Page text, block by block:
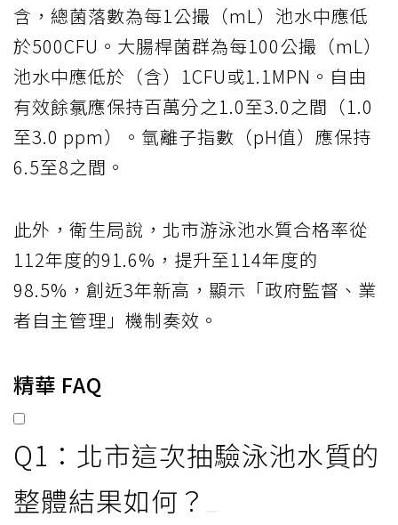
含，總菌落數為每1公撮（mL）池水中應低
於500CFU。大腸桿菌群為每100公撮（mL）
池水中應低於（含）1CFU或1.1MPN。自由
有效餘氯應保持百萬分之1.0至3.0之間（1.0
至3.0 ppm）。氫離子指數（pH值）應保持
6.5至8之間。
此外，衛生局說，北市游泳池水質合格率從
112年度的91.6%，提升至114年度的
98.5%，創近3年新高，顯示「政府監督、業
者自主管理」機制奏效。
精華 FAQ
Q1：北市這次抽驗泳池水質的
整體結果如何？